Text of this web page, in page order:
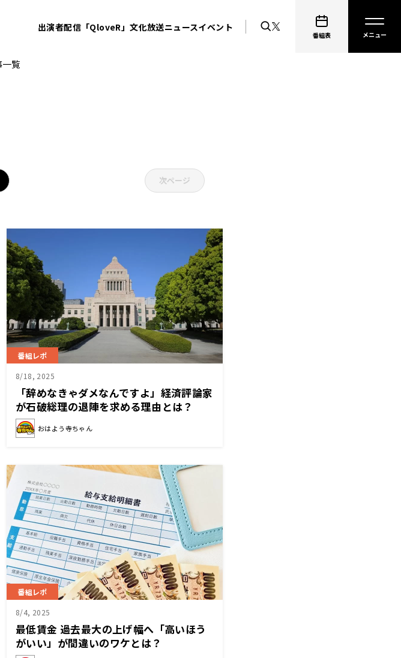
出演者配信「QloveR」文化放送ニュースイベント
番組表
覧
次ページ
番組レポ
8/18, 2025
「辞めなきゃダメなんですよ」経済評論家
が石破総理の退陣を求める理由とは？
おはよう寺ちゃん
番組レポ
8/4, 2025
最低賃金 過去最大の上げ幅へ「高いほう
がいい」が間違いのワケとは？